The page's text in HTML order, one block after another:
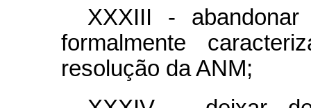
XXXIII -
formalmente
resolução da ANM;